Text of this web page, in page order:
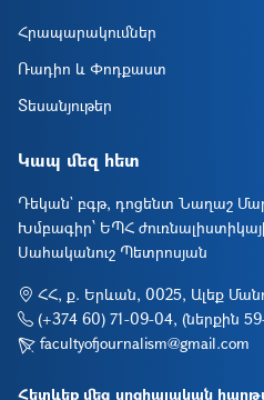
Հրապարակումներ
Ռադիո և Փոդքաստ
Տեսանյութեր
Կապ մեզ հետ
Դեկան` բգթ, դոցենտ Նաղաշ
Խմբագիր՝ ԵՊՀ
Սահականուշ Պետրոսյան
ՀՀ, ք. Երևան, 0025, Ալեք
(+374 60) 71-09-04, (ներքին
facultyofjournalism@gmail.com
Հետևեք մեզ սոցիալական